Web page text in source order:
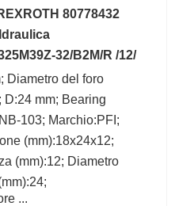
80778432
32/B2M/R /12/
Diametro del foro
D:24 mm; Bearing
103; Marchio:PFI;
(mm):18x24x12;
(mm):12; Diametro
...